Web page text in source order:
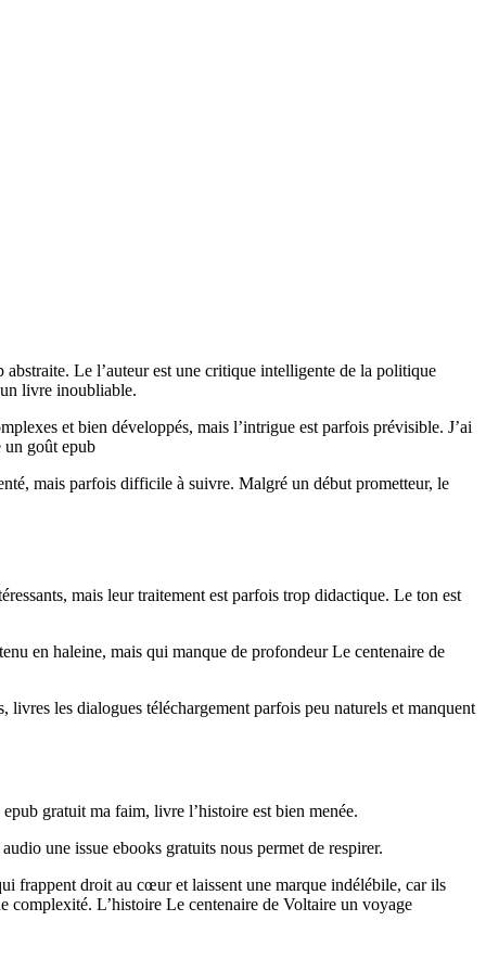
Le l’auteur est une critique intelligente de la politique
un livre inoubliable.
et bien développés, mais l’intrigue est parfois prévisible. J’ai
un goût epub
mais parfois difficile à suivre. Malgré un début prometteur, le
mais leur traitement est parfois trop didactique. Le ton est
en haleine, mais qui manque de profondeur Le centenaire de
les dialogues téléchargement parfois peu naturels et manquent
gratuit ma faim, livre l’histoire est bien menée.
une issue ebooks gratuits nous permet de respirer.
frappent droit au cœur et laissent une marque indélébile, car ils
complexité. L’histoire Le centenaire de Voltaire un voyage